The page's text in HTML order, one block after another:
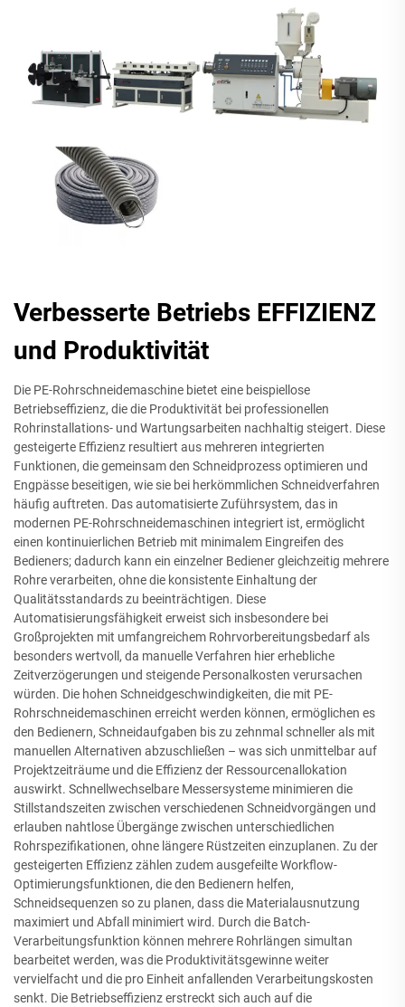
Verbesserte Betriebs EFFIZIENZ
und Produktivität
Die PE-Rohrschneidemaschine bietet eine beispiellose
Betriebseffizienz, die die Produktivität bei professionellen
Rohrinstallations- und Wartungsarbeiten nachhaltig steigert. Diese
gesteigerte Effizienz resultiert aus mehreren integrierten
Funktionen, die gemeinsam den Schneidprozess optimieren und
Engpässe beseitigen, wie sie bei herkömmlichen Schneidverfahren
häufig auftreten. Das automatisierte Zuführsystem, das in
modernen PE-Rohrschneidemaschinen integriert ist, ermöglicht
einen kontinuierlichen Betrieb mit minimalem Eingreifen des
Bedieners; dadurch kann ein einzelner Bediener gleichzeitig mehrere
Rohre verarbeiten, ohne die konsistente Einhaltung der
Qualitätsstandards zu beeinträchtigen. Diese
Automatisierungsfähigkeit erweist sich insbesondere bei
Großprojekten mit umfangreichem Rohrvorbereitungsbedarf als
besonders wertvoll, da manuelle Verfahren hier erhebliche
Zeitverzögerungen und steigende Personalkosten verursachen
würden. Die hohen Schneidgeschwindigkeiten, die mit PE-
Rohrschneidemaschinen erreicht werden können, ermöglichen es
den Bedienern, Schneidaufgaben bis zu zehnmal schneller als mit
manuellen Alternativen abzuschließen – was sich unmittelbar auf
Projektzeiträume und die Effizienz der Ressourcenallokation
auswirkt. Schnellwechselbare Messersysteme minimieren die
Stillstandszeiten zwischen verschiedenen Schneidvorgängen und
erlauben nahtlose Übergänge zwischen unterschiedlichen
Rohrspezifikationen, ohne längere Rüstzeiten einzuplanen. Zu der
gesteigerten Effizienz zählen zudem ausgefeilte Workflow-
Optimierungsfunktionen, die den Bedienern helfen,
Schneidsequenzen so zu planen, dass die Materialausnutzung
maximiert und Abfall minimiert wird. Durch die Batch-
Verarbeitungsfunktion können mehrere Rohrlängen simultan
bearbeitet werden, was die Produktivitätsgewinne weiter
vervielfacht und die pro Einheit anfallenden Verarbeitungskosten
senkt. Die Betriebseffizienz erstreckt sich auch auf die